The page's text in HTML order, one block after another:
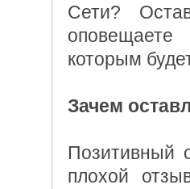
Сети?
оповещаете
которым
Зачем
Позитивный
плохой